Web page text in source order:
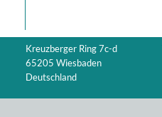
Kreuzberger Ring 7c-d
65205 Wiesbaden
Deutschland